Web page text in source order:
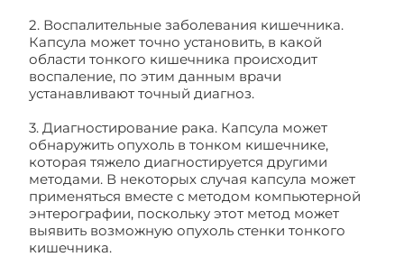
2. Воспалительные заболевания кишечника.
Капсула может точно установить, в какой
области тонкого кишечника происходит
воспаление, по этим данным врачи
устанавливают точный диагноз.
3. Диагностирование рака. Капсула может
обнаружить опухоль в тонком кишечнике,
которая тяжело диагностируется другими
методами. В некоторых случая капсула может
применяться вместе с методом компьютерной
энтерографии, поскольку этот метод может
выявить возможную опухоль стенки тонкого
кишечника.